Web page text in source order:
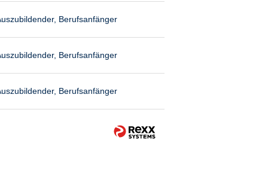
Berufsanfänger
Berufsanfänger
Berufsanfänger